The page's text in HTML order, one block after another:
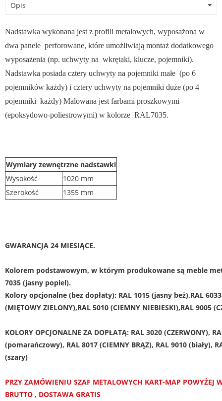
Opis
Nadstawka wykonana jest z profili metalowych, wyposażona w
dwa panele perforowane, które umożliwiają montaż dodatkowego
wyposażenia (np. uchwyty na wkrętaki, klucze, pojemniki).
Nadstawka posiada cztery uchwyty na pojemniki małe (po 6
pojemników każdy) i cztery uchwyty na pojemniki duże (po 4
pojemniki każdy) Malowana jest farbami proszkowymi
(epoksydowo-poliestrowymi) w kolorze RAL7035.
Wymiary zewnętrzne nadstawki
Wysokość
1020 mm
Szerokość
1355 mm
GWARANCJA 24 MIESIĄCE.
Kolorem podstawowym, w którym produkowane są meble
7035 (jasny popiel).
Kolory opcjonalne (bez dopłaty): RAL 1015 (jasny beż),RAL 6033
(MIĘTOWY ZIELONY),RAL 5010 (CIEMNY NIEBIESKI),RAL 9005
KOLORY OPCJONALNE ZA DOPŁATĄ: RAL 3020 (CZERWONY),
(pomarańczowy), RAL 8017 (CIEMNY BRĄZ), RAL 9010 (biały),
(szary)
PRZY ZAMÓWIENIU SZAF METALOWYCH KART-MAP POWYŻEJ
BRUTTO , DOSTAWA GRATIS